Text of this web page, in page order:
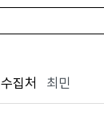
수집처 최민